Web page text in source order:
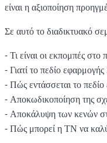
είναι η αξιοποίηση
Σε αυτό το διαδικτυακό
- Τι είναι οι εκπομπές
- Γιατί το πεδίο
- Πώς εντάσσεται το
- Αποκωδικοποίηση της
- Αποκάλυψη των κενών
- Πώς μπορεί η ΤΝ να